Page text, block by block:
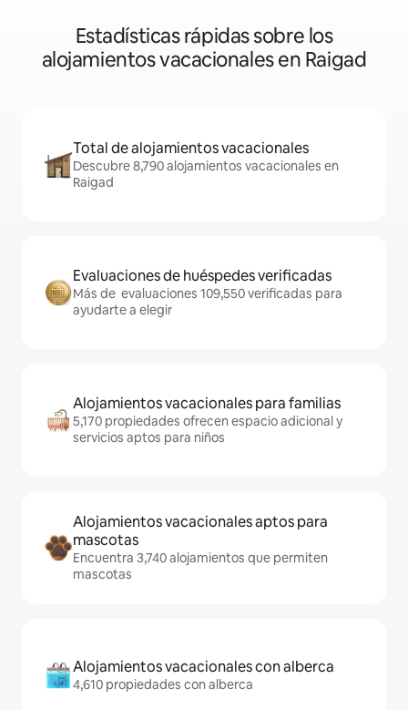
Estadísticas rápidas sobre los
alojamientos vacacionales en Raigad
Total de alojamientos vacacionales
Descubre 8,790 alojamientos vacacionales en
Raigad
Evaluaciones de huéspedes verificadas
Más de evaluaciones 109,550 verificadas para
ayudarte a elegir
Alojamientos vacacionales para familias
5,170 propiedades ofrecen espacio adicional y
servicios aptos para niños
Alojamientos vacacionales aptos para
mascotas
Encuentra 3,740 alojamientos que permiten
mascotas
Alojamientos vacacionales con alberca
4,610 propiedades con alberca